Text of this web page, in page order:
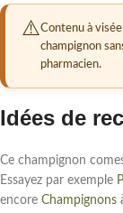
Contenu à
champignon
pharmacien.
Idées de
Ce champignon
Essayez par exemple
encore Champignons